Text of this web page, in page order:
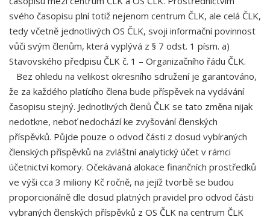
svého časopisu plní totiž nejenom centrum ČLK, ale celá ČLK,
tedy včetně jednotlivých OS ČLK, svoji informační povinnost
vůči svým členům, která vyplývá z § 7 odst. 1 písm. a)
Stavovského předpisu ČLK č. 1 – Organizačního řádu ČLK.
Bez ohledu na velikost okresního sdružení je garantováno,
že za každého platícího člena bude příspěvek na vydávání
časopisu stejný. Jednotlivých členů ČLK se tato změna nijak
nedotkne, neboť nedochází ke zvyšování členských
příspěvků. Půjde pouze o odvod části z dosud vybíraných
členských příspěvků na zvláštní analytický účet v rámci
účetnictví komory. Očekávaná alokace finančních prostředků
ve výši cca 3 miliony Kč ročně, na jejíž tvorbě se budou
proporcionálně dle dosud platných pravidel pro odvod části
vybraných členských příspěvků z OS ČLK na centrum ČLK